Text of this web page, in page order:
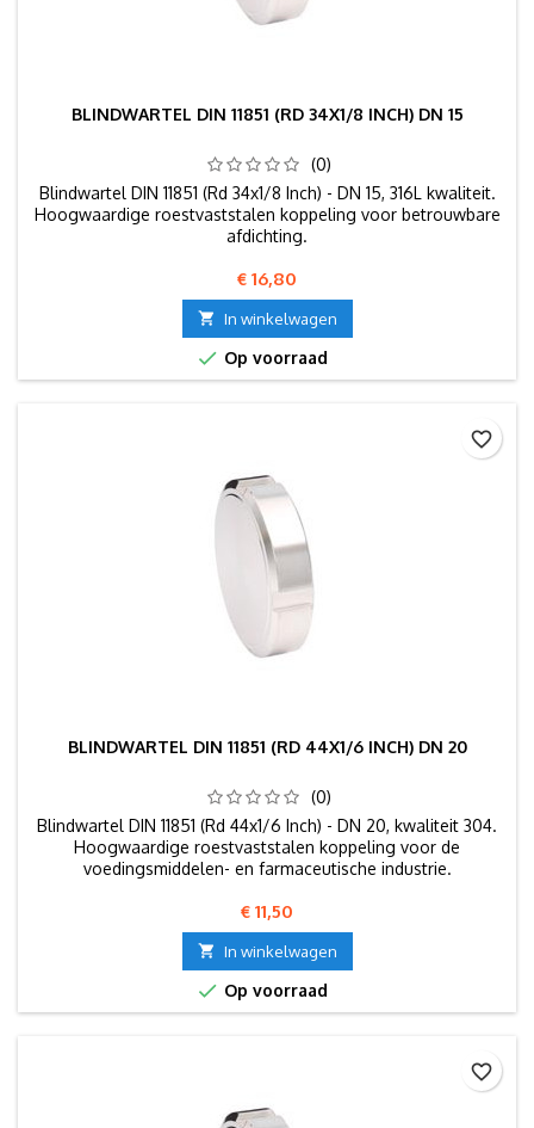
BLINDWARTEL DIN 11851 (RD 34X1/8 INCH) DN 15
(0)
Blindwartel DIN 11851 (Rd 34x1/8 Inch) - DN 15, 316L kwaliteit.
Hoogwaardige roestvaststalen koppeling voor betrouwbare
afdichting.
Prijs
€ 16,80
 In winkelwagen
 Op voorraad
BLINDWARTEL DIN 11851 (RD 44X1/6 INCH) DN 20
(0)
Blindwartel DIN 11851 (Rd 44x1/6 Inch) - DN 20, kwaliteit 304.
Hoogwaardige roestvaststalen koppeling voor de
voedingsmiddelen- en farmaceutische industrie.
Prijs
€ 11,50
 In winkelwagen
 Op voorraad
favorite_border
favorite_border